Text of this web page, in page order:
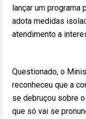
lançar um programa
adota medidas
atendimento a
Questionado, o
reconheceu que a
se debruçou sobre
que só vai se